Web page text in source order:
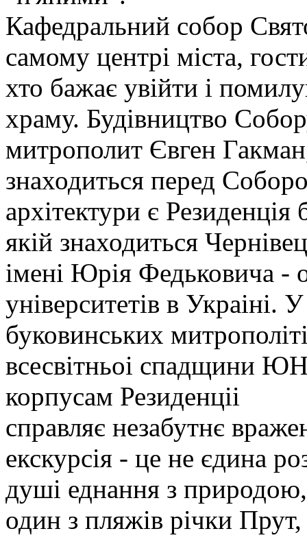
Кафедральний собор
самому центрі міста,
хто бажає увійти і
храму. Будівництво
митрополит Євген
знаходиться перед
архітектури є
якій знаходиться
імені Юрія Федьковича -
університетів в Украіні.
буковинських
всесвітньоі спадщини
корпусам Резиденціі
справляє незабутнє
екскурсія - це не єдина
душі еднання з
один з пляжів річки